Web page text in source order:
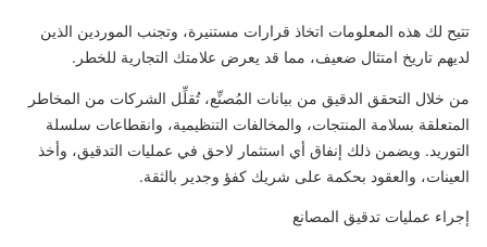
تتيح لك هذه المعلومات اتخاذ قرارات مستنيرة، وتجنب الموردين الذين
لديهم تاريخ امتثال ضعيف، مما قد يعرض علامتك التجارية للخطر.
من خلال التحقق الدقيق من بيانات المُصنِّع، تُقلِّل الشركات من المخاطر
المتعلقة بسلامة المنتجات، والمخالفات التنظيمية، وانقطاعات سلسلة
التوريد. ويضمن ذلك إنفاق أي استثمار لاحق في عمليات التدقيق، وأخذ
العينات، والعقود بحكمة على شريك كفؤ وجدير بالثقة.
إجراء عمليات تدقيق المصانع